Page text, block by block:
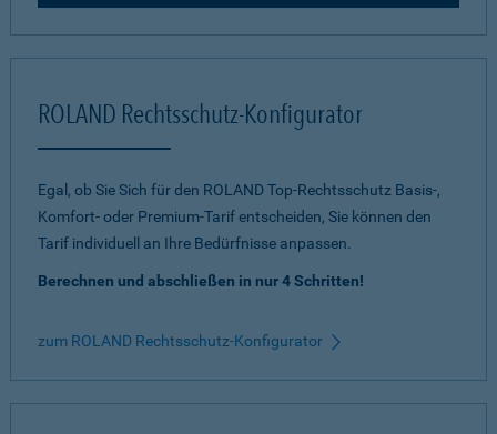
ROLAND Rechtsschutz-Konfigurator
Egal, ob Sie Sich für den ROLAND Top-Rechtsschutz Basis-,
Komfort- oder Premium-Tarif entscheiden, Sie können den
Tarif individuell an Ihre Bedürfnisse anpassen.
Berechnen und abschließen in nur 4 Schritten!
zum ROLAND Rechtsschutz-Konfigurator